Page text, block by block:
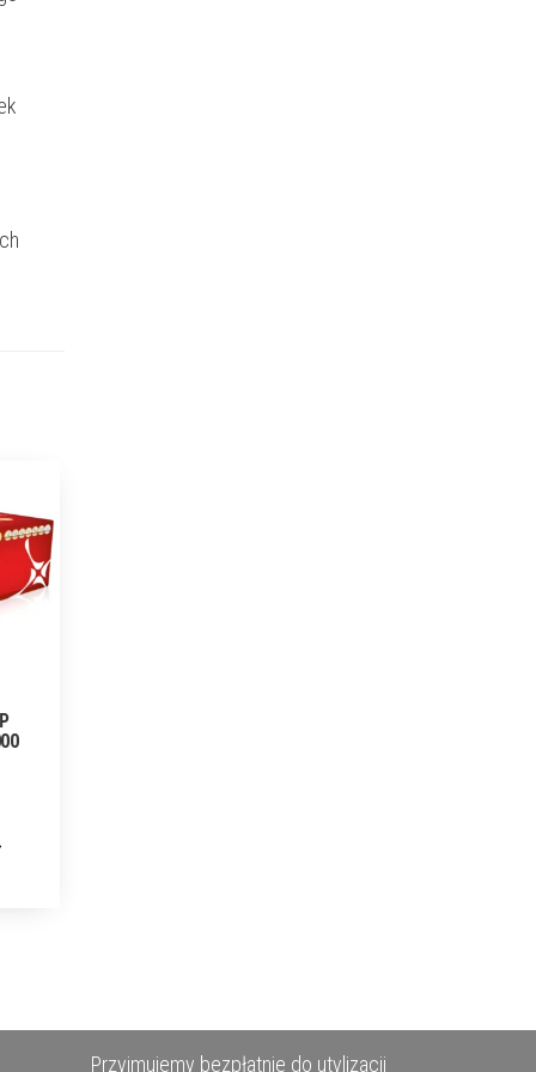
Przyjmujemy bezpłatnie do utylizacji